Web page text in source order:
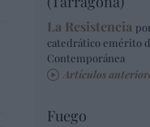
La Resistencia
catedrático emérito
Contemporánea
Artículos
Fuego